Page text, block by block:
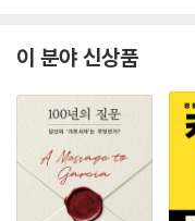
이 분야 신상품